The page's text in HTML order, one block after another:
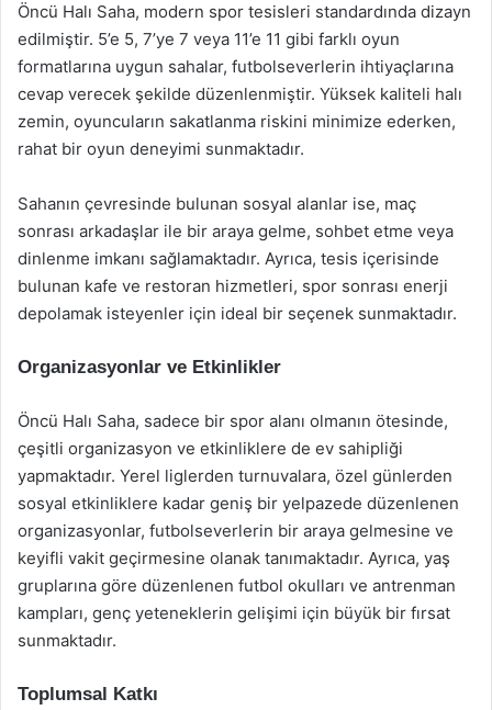
Öncü Halı Saha, modern spor tesisleri standardında dizayn
edilmiştir. 5’e 5, 7’ye 7 veya 11’e 11 gibi farklı oyun
formatlarına uygun sahalar, futbolseverlerin ihtiyaçlarına
cevap verecek şekilde düzenlenmiştir. Yüksek kaliteli halı
zemin, oyuncuların sakatlanma riskini minimize ederken,
rahat bir oyun deneyimi sunmaktadır.
Sahanın çevresinde bulunan sosyal alanlar ise, maç
sonrası arkadaşlar ile bir araya gelme, sohbet etme veya
dinlenme imkanı sağlamaktadır. Ayrıca, tesis içerisinde
bulunan kafe ve restoran hizmetleri, spor sonrası enerji
depolamak isteyenler için ideal bir seçenek sunmaktadır.
Organizasyonlar ve Etkinlikler
Öncü Halı Saha, sadece bir spor alanı olmanın ötesinde,
çeşitli organizasyon ve etkinliklere de ev sahipliği
yapmaktadır. Yerel liglerden turnuvalara, özel günlerden
sosyal etkinliklere kadar geniş bir yelpazede düzenlenen
organizasyonlar, futbolseverlerin bir araya gelmesine ve
keyifli vakit geçirmesine olanak tanımaktadır. Ayrıca, yaş
gruplarına göre düzenlenen futbol okulları ve antrenman
kampları, genç yeteneklerin gelişimi için büyük bir fırsat
sunmaktadır.
Toplumsal Katkı